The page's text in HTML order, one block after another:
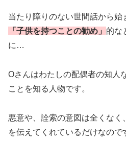
当たり障りのない世間話から始
「子供を持つことの勧め」 的な
に…
Oさんはわたしの配偶者の知人
ことを知る人物です。
悪意や、詮索の意図は全くなく
を伝えてくれているだけなの